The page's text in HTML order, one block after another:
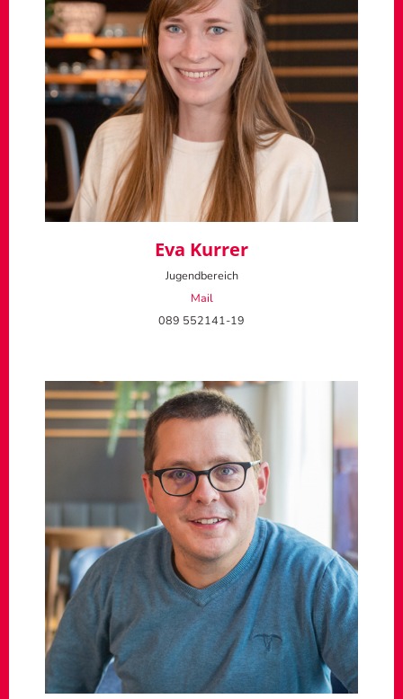
Eva Kurrer
Jugendbereich
Mail
089 552141-19